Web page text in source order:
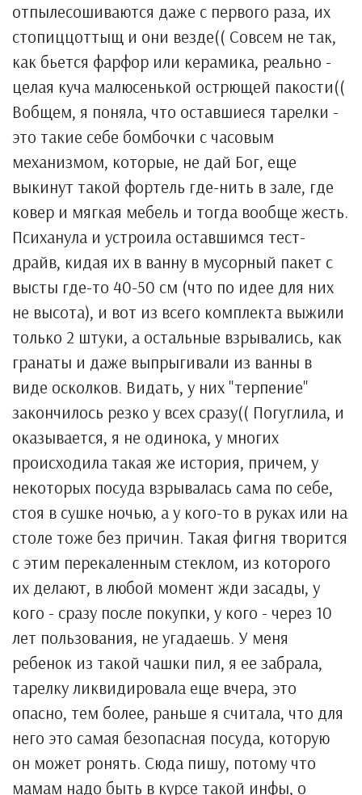
отпылесошиваются даже с первого раза, их
стопиццоттыщ и они везде(( Совсем не так,
как бьется фарфор или керамика, реально -
целая куча малюсенькой острющей пакости((
Вобщем, я поняла, что оставшиеся тарелки -
это такие себе бомбочки с часовым
механизмом, которые, не дай Бог, еще
выкинут такой фортель где-нить в зале, где
ковер и мягкая мебель и тогда вообще жесть.
Психанула и устроила оставшимся тест-
драйв, кидая их в ванну в мусорный пакет с
высты где-то 40-50 см (что по идее для них
не высота), и вот из всего комплекта выжили
только 2 штуки, а остальные взрывались, как
гранаты и даже выпрыгивали из ванны в
виде осколков. Видать, у них "терпение"
закончилось резко у всех сразу(( Погуглила, и
оказывается, я не одинока, у многих
происходила такая же история, причем, у
некоторых посуда взрывалась сама по себе,
стоя в сушке ночью, а у кого-то в руках или на
столе тоже без причин. Такая фигня творится
с этим перекаленным стеклом, из которого
их делают, в любой момент жди засады, у
кого - сразу после покупки, у кого - через 10
лет пользования, не угадаешь. У меня
ребенок из такой чашки пил, я ее забрала,
тарелку ликвидировала еще вчера, это
опасно, тем более, раньше я считала, что для
него это самая безопасная посуда, которую
он может ронять. Сюда пишу, потому что
мамам надо быть в курсе такой инфы, о